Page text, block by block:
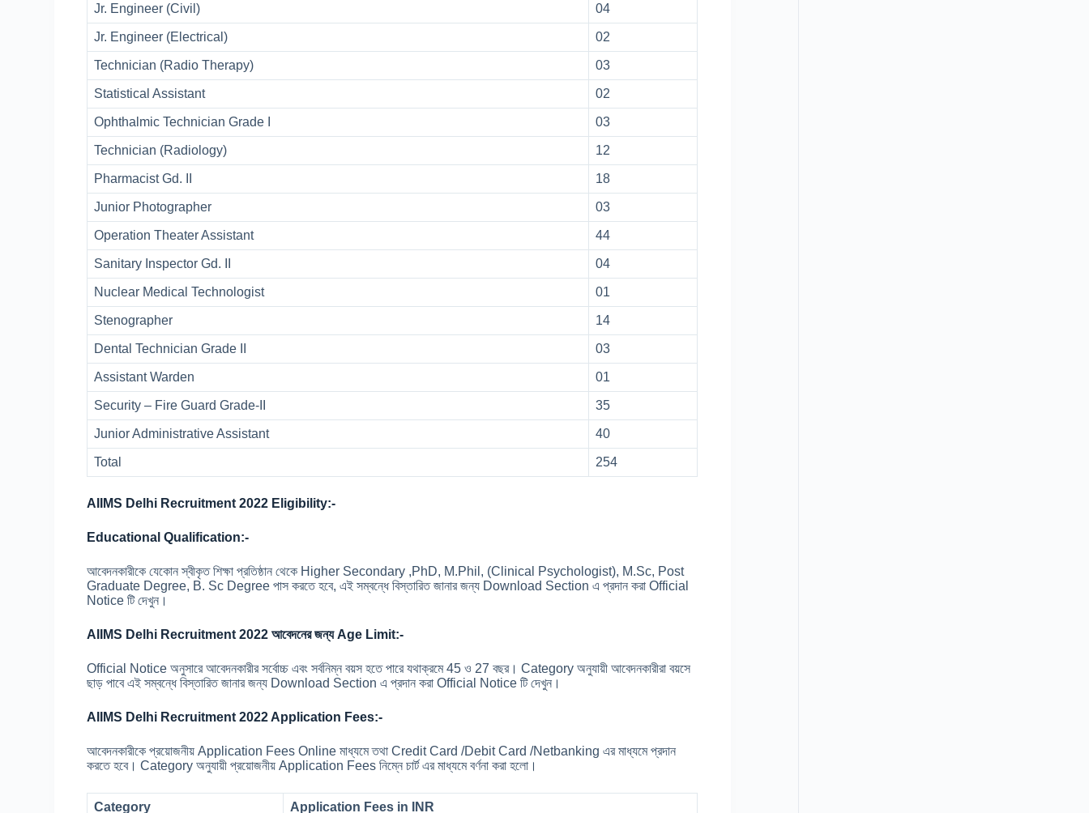
Jr. Engineer (Civil) 04
Jr. Engineer (Electrical) 02
Technician (Radio Therapy) 03
Statistical Assistant 02
Ophthalmic Technician Grade I 03
Technician (Radiology) 12
Pharmacist Gd. II 18
Junior Photographer 03
Operation Theater Assistant 44
Sanitary Inspector Gd. II 04
Nuclear Medical Technologist 01
Stenographer 14
Dental Technician Grade II 03
Assistant Warden 01
Security – Fire Guard Grade-II 35
Junior Administrative Assistant 40
Total 254
AIIMS Delhi Recruitment 2022 Eligibility:-
Educational Qualification:-
আবেদনকারীকে যেকোন স্বীকৃত শিক্ষা প্রতিষ্ঠান থেকে Higher Secondary ,PhD, M.Phil, (Clinical Psychologist), M.Sc, Post
Graduate Degree, B. Sc Degree পাস করতে হবে, এই সম্বন্ধে বিস্তারিত জানার জন্য Download Section এ প্রদান করা Official
Notice টি দেখুন।
AIIMS Delhi Recruitment 2022 আবেদনের জন্য Age Limit:-
Official Notice অনুসারে আবেদনকারীর সর্বোচ্চ এবং সর্বনিম্ন বয়স হতে পারে যথাক্রমে 45 ও 27 বছর। Category অনুযায়ী আবেদনকারীরা বয়সে
ছাড় পাবে এই সম্বন্ধে বিস্তারিত জানার জন্য Download Section এ প্রদান করা Official Notice টি দেখুন।
AIIMS Delhi Recruitment 2022 Application Fees:-
আবেদনকারীকে প্রয়োজনীয় Application Fees Online মাধ্যমে তথা Credit Card /Debit Card /Netbanking এর মাধ্যমে প্রদান
করতে হবে। Category অনুযায়ী প্রয়োজনীয় Application Fees নিম্নে চার্ট এর মাধ্যমে বর্ণনা করা হলো।
Category Application Fees in INR